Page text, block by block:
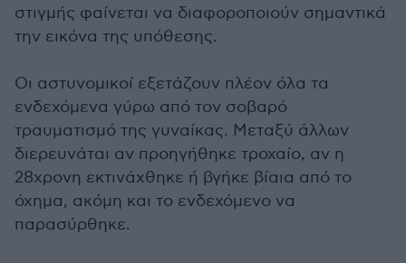
στιγμής φαίνεται να διαφοροποιούν σημαντικά
την εικόνα της υπόθεσης.
Οι αστυνομικοί εξετάζουν πλέον όλα τα
ενδεχόμενα γύρω από τον σοβαρό
τραυματισμό της γυναίκας. Μεταξύ άλλων
διερευνάται αν προηγήθηκε τροχαίο, αν η
28χρονη εκτινάχθηκε ή βγήκε βίαια από το
όχημα, ακόμη και το ενδεχόμενο να
παρασύρθηκε.